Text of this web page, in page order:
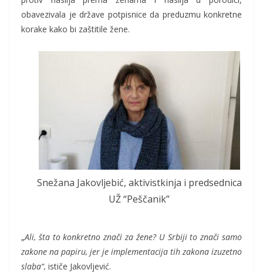
obavezivala je države potpisnice da preduzmu konkretne
korake kako bi zaštitile žene.
Snežana Jakovljebić, aktivistkinja i predsednica
UŽ “Peščanik”
„Ali, šta to konkretno znači za žene? U Srbiji to znači samo
zakone na papiru, jer je implementacija tih zakona izuzetno
slaba“, ističe Jakovljević.